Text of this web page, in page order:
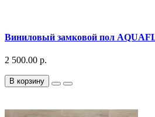
Виниловый замковой пол
2 500.00 р.
В корзину